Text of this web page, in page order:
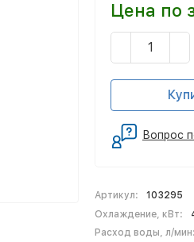
Артикул: 103295
Охлаждение, кВт:
Расход воды, л/мин:
Цена по
Вопрос